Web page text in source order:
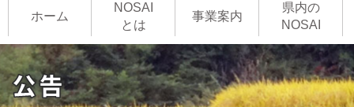
ホーム
NOSAI
とは
事業案内
農作物共済
家畜共済
果樹共済
畑作物共済
園芸施設共済
建物共済
農機具共済
収入保険制度
NOSAI用語集
県内の
NOSAI
本支所
家畜診療所